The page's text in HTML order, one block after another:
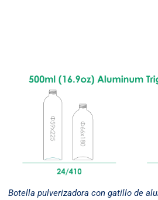
Botella pulverizadora con gatillo de